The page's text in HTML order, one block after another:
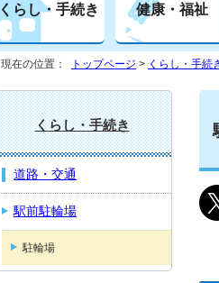
くらし・手続き 健康・福祉
現在の位置： トップページ > くらし・手続
くらし・手続き
道路・交通
駅前駐輪場
駐輪場